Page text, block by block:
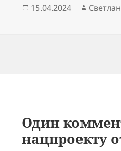
Опубликовано
15.04.2024 Автор
Один
нацпроекту